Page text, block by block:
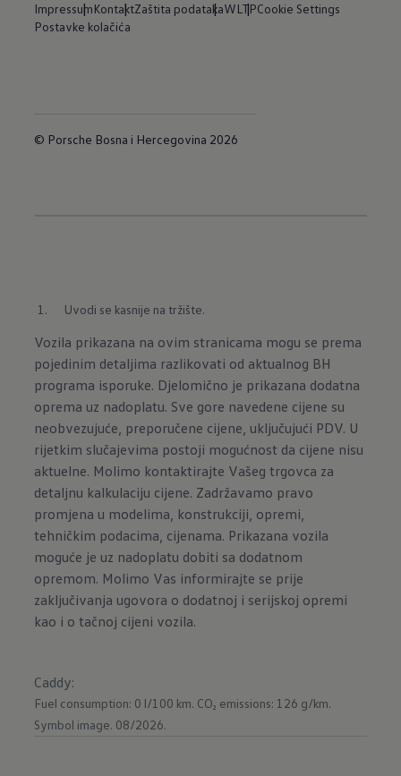
ImpressumKontaktZaštita podatakaWLTPCookie Settings
Postavke kolačića
© Porsche Bosna i Hercegovina 2026
Uvodi se kasnije na tržište.
Vozila prikazana na ovim stranicama mogu se prema
pojedinim detaljima razlikovati od aktualnog BH
programa isporuke. Djelomično je prikazana dodatna
oprema uz nadoplatu. Sve gore navedene cijene su
neobvezujuće, preporučene cijene, uključujući PDV. U
rijetkim slučajevima postoji mogućnost da cijene nisu
aktuelne. Molimo kontaktirajte Vašeg trgovca za
detaljnu kalkulaciju cijene. Zadržavamo pravo
promjena u modelima, konstrukciji, opremi,
tehničkim podacima, cijenama. Prikazana vozila
moguće je uz nadoplatu dobiti sa dodatnom
opremom. Molimo Vas informirajte se prije
zaključivanja ugovora o dodatnoj i serijskoj opremi
kao i o tačnoj cijeni vozila.
Caddy:
Fuel consumption: 0 l/100 km. CO₂ emissions: 126 g/km.
Symbol image. 08/2026.